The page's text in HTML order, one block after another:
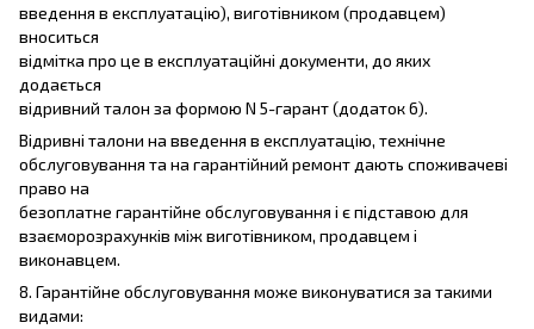
введення в експлуатацію), виготівником (продавцем)
вноситься
відмітка про це в експлуатаційні документи, до яких
додається
відривний талон за формою N 5-гарант (додаток 6).
Відривні талони на введення в експлуатацію, технічне
обслуговування та на гарантійний ремонт дають споживачеві
право на
безоплатне гарантійне обслуговування і є підставою для
взаєморозрахунків між виготівником, продавцем і
виконавцем.
8. Гарантійне обслуговування може виконуватися за такими
видами: